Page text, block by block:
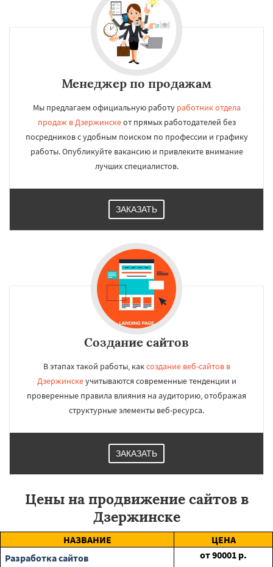
Менеджер по продажам
Мы предлагаем официальную работу работник отдела
продаж в Дзержинскеот прямых работодателей без
посредников с удобным поиском по профессии и графику
работы. Опубликуйте вакансию и привлеките внимание
лучших специалистов.
ЗАКАЗАТЬ
Создание сайтов
В этапах такой работы, каксоздание веб-сайтов в
Дзержинскеучитываются современные тенденции и
проверенные правила влияния на аудиторию, отображая
структурные элементы веб-ресурса.
ЗАКАЗАТЬ
Цены на продвижение сайтов в
Дзержинске
НАЗВАНИЕ
ЦЕНА
Разработка сайтов
от90001 р.